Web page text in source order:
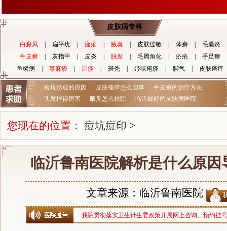
皮肤病专科
白癜风 扁平疣 痤疮 腋臭 皮肤过敏 体癣
毛囊炎
牛皮癣
灰指甲 皮炎 脱发 毛周角化 疥疮
手足癣
鱼鳞病
荨麻疹 湿疹 斑秃 带状疱疹 脚气 皮肤瘙痒
痘坑形成的原因 皮肤瘙痒怎么回事
牛皮癣的治疗方法
头发掉得厉害
腋臭怎么祛除 临沂最好的皮肤病医院
您现在的位置： 痘坑痘印 >
临沂鲁南医院解析是什么原因
文章来源：临沂鲁南医院
我院贯彻落实卫生计生委政策开展网上咨询、预约挂